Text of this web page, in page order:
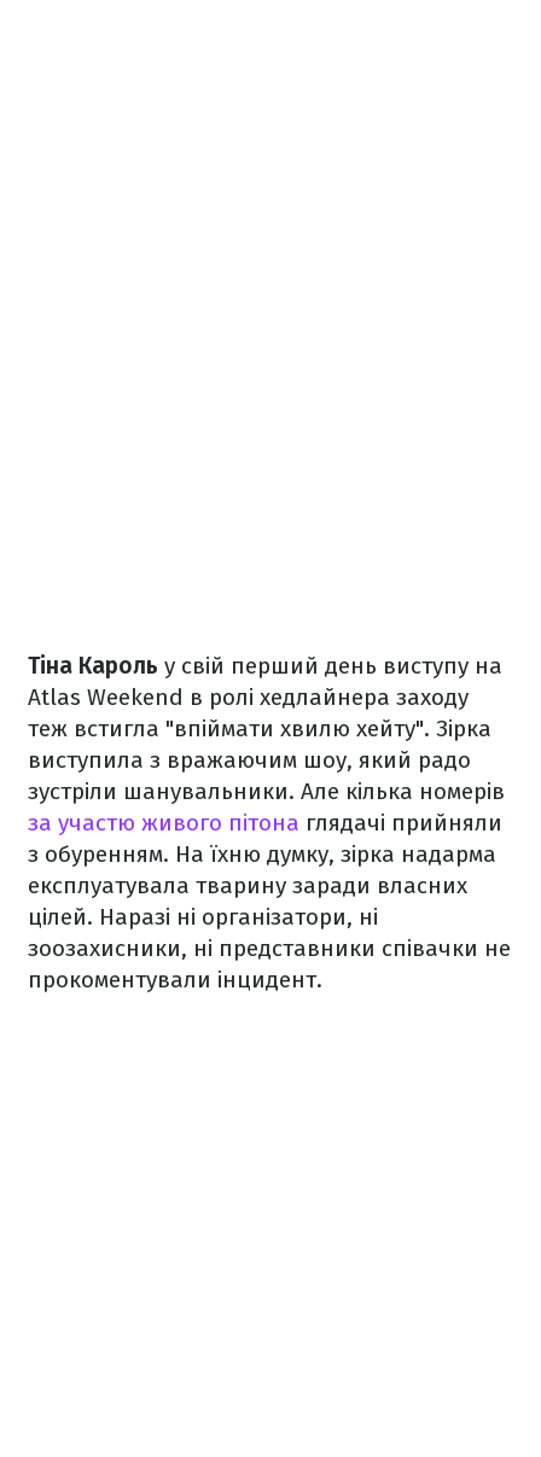
Тіна Кароль у свій перший день виступу на
Atlas Weekend в ролі хедлайнера заходу
теж встигла "впіймати хвилю хейту". Зірка
виступила з вражаючим шоу, який радо
зустріли шанувальники. Але кілька номерів
за участю живого пітона глядачі прийняли
з обуренням. На їхню думку, зірка надарма
експлуатувала тварину заради власних
цілей. Наразі ні організатори, ні
зоозахисники, ні представники співачки не
прокоментували інцидент.